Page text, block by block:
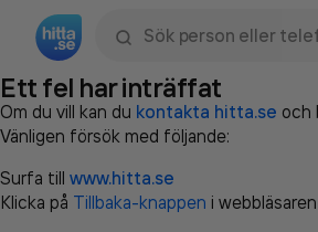
Ett fel har inträffat
Om du vill kan du kontakta hitta.se och
Vänligen försök med följande:
Surfa till www.hitta.se
Klicka på Tillbaka-knappen i